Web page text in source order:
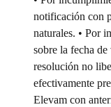
notificación con
naturales. • Por
sobre la fecha
resolución no
efectivamente
Elevam con